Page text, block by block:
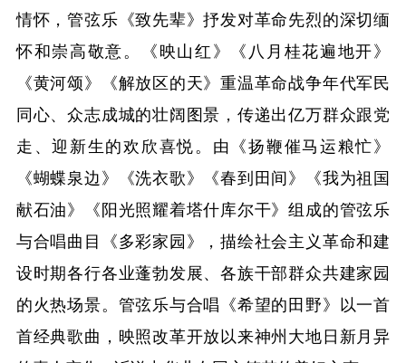
情怀，管弦乐《致先辈》抒发对革命先烈的深切缅
怀和崇高敬意。《映山红》《八月桂花遍地开》
《黄河颂》《解放区的天》重温革命战争年代军民
同心、众志成城的壮阔图景，传递出亿万群众跟党
走、迎新生的欢欣喜悦。由《扬鞭催马运粮忙》
《蝴蝶泉边》《洗衣歌》《春到田间》《我为祖国
献石油》《阳光照耀着塔什库尔干》组成的管弦乐
与合唱曲目《多彩家园》，描绘社会主义革命和建
设时期各行各业蓬勃发展、各族干部群众共建家园
的火热场景。管弦乐与合唱《希望的田野》以一首
首经典歌曲，映照改革开放以来神州大地日新月异